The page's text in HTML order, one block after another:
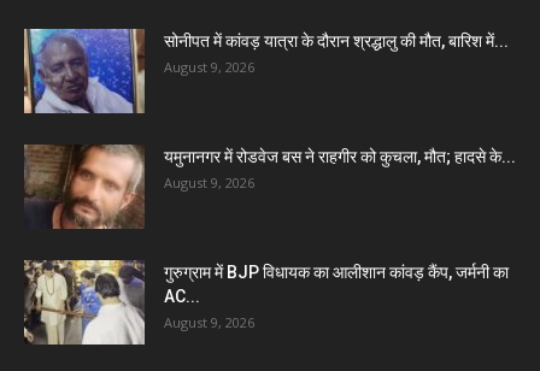
सोनीपत में कांवड़ यात्रा के दौरान श्रद्धालु की मौत, बारिश में...
August 9, 2026
यमुनानगर में रोडवेज बस ने राहगीर को कुचला, मौत; हादसे के...
August 9, 2026
गुरुग्राम में BJP विधायक का आलीशान कांवड़ कैंप, जर्मनी का
AC...
August 9, 2026